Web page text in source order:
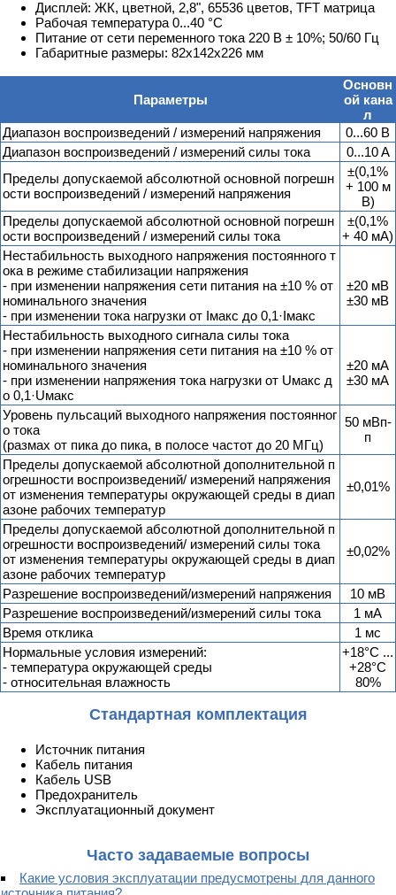
Дисплей: ЖК, цветной, 2,8", 65536 цветов, TFT матрица
Рабочая температура 0...40 °C
Питание от сети переменного тока 220 В ± 10%; 50/60 Гц
Габаритные размеры: 82x142x226 мм
Параметры
Основн
ой кана
л
Диапазон воспроизведений / измерений напряжения
0...60 В
Диапазон воспроизведений / измерений силы тока
0...10 A
Пределы допускаемой абсолютной основной погрешн
ости воспроизведений / измерений напряжения
±(0,1%
+ 100 м
В)
Пределы допускаемой абсолютной основной погрешн
ости воспроизведений / измерений силы тока
±(0,1%
+ 40 мА)
Нестабильность выходного напряжения постоянного т
ока в режиме стабилизации напряжения
- при изменении напряжения сети питания на ±10 % от
номинального значения
- при изменении тока нагрузки от Iмакс до 0,1·Iмакс
±20 мВ
±30 мВ
Нестабильность выходного сигнала силы тока
- при изменении напряжения сети питания на ±10 % от
номинального значения
- при изменении напряжения тока нагрузки от Uмакс д
о 0,1·Uмакс
±20 мА
±30 мА
Уровень пульсаций выходного напряжения постоянног
о тока
(размах от пика до пика, в полосе частот до 20 МГц)
50 мВп-
п
Пределы допускаемой абсолютной дополнительной п
огрешности воспроизведений/ измерений напряжения
от изменения температуры окружающей среды в диап
азоне рабочих температур
±0,01%
Пределы допускаемой абсолютной дополнительной п
огрешности воспроизведений/ измерений силы тока
от изменения температуры окружающей среды в диап
азоне рабочих температур
±0,02%
Разрешение воспроизведений/измерений напряжения
10 мВ
Разрешение воспроизведений/измерений силы тока
1 мА
Время отклика
1 мс
Нормальные условия измерений:
- температура окружающей среды
- относительная влажность
+18°C ...
+28°C
80%
Стандартная комплектация
Источник питания
Кабель питания
Кабель USB
Предохранитель
Эксплуатационный документ
Часто задаваемые вопросы
Какие условия эксплуатации предусмотрены для данного